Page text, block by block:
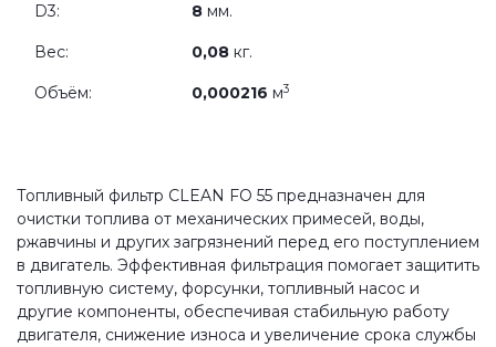
D3: 8 мм.
Вес: 0,08 кг.
Объём: 0,000216 м3
Топливный фильтр CLEAN FO 55 предназначен для
очистки топлива от механических примесей, воды,
ржавчины и других загрязнений перед его поступлением
в двигатель. Эффективная фильтрация помогает защитить
топливную систему, форсунки, топливный насос и
другие компоненты, обеспечивая стабильную работу
двигателя, снижение износа и увеличение срока службы